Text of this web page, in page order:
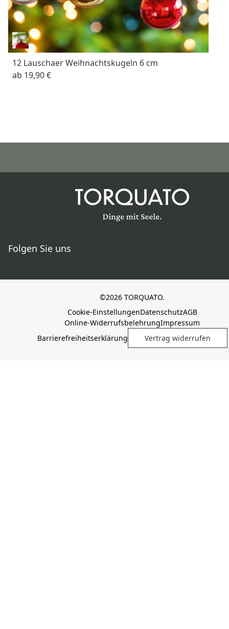
12 Lauschaer Weihnachtskugeln 6 cm
ab 19,90 €
Folgen Sie uns
©2026 TORQUATO.
Cookie-EinstellungenDatenschutzAGB
Online-WiderrufsbelehrungImpressum
Barrierefreiheitserklärung
Vertrag widerrufen